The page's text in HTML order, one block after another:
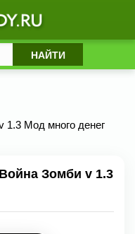
1.3 Мод много денег
Зомби v 1.3